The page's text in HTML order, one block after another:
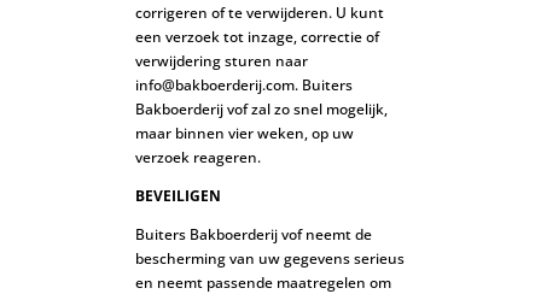
corrigeren of te verwijderen. U kunt
een verzoek tot inzage, correctie of
verwijdering sturen naar
info@bakboerderij.com. Buiters
Bakboerderij vof zal zo snel mogelijk,
maar binnen vier weken, op uw
verzoek reageren.
BEVEILIGEN
Buiters Bakboerderij vof neemt de
bescherming van uw gegevens serieus
en neemt passende maatregelen om